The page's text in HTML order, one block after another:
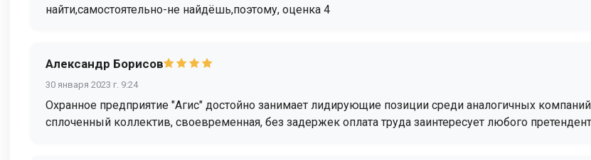
найти,самостоятельно-не найдёшь,поэтому, оценка 4
Александр Борисов
30 января 2023 г. 9:24
Охранное предприятие "Агис" достойно занимает лидирующие позиции среди аналогичных
сплоченный коллектив, своевременная, без задержек оплата труда заинтересует любого